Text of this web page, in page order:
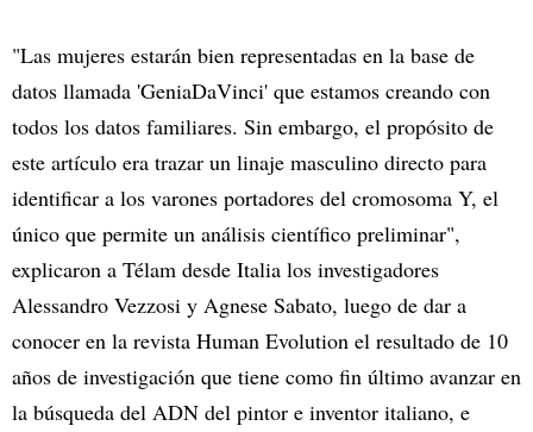
"Las mujeres estarán bien representadas en la base de
datos llamada 'GeniaDaVinci' que estamos creando con
todos los datos familiares. Sin embargo, el propósito de
este artículo era trazar un linaje masculino directo para
identificar a los varones portadores del cromosoma Y, el
único que permite un análisis científico preliminar",
explicaron a Télam desde Italia los investigadores
Alessandro Vezzosi y Agnese Sabato, luego de dar a
conocer en la revista Human Evolution el resultado de 10
años de investigación que tiene como fin último avanzar en
la búsqueda del ADN del pintor e inventor italiano, e